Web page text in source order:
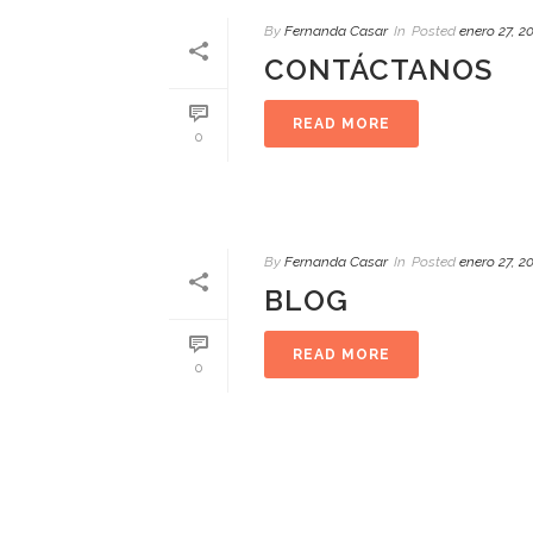
0
By Fernanda Casar In Posted enero 27,
CONTÁCTANOS
READ MORE
0
By Fernanda Casar In Posted enero 27,
BLOG
READ MORE